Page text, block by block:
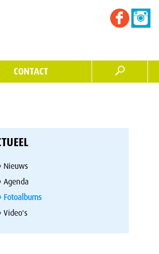
CONTACT
› Nieuws
› Agenda
› Fotoalbums
› Video's